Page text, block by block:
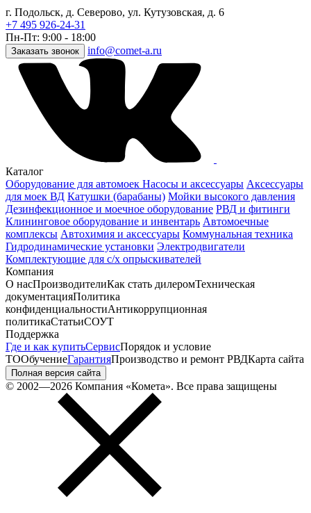
г. Подольск, д. Северово, ул. Кутузовская, д. 6
+7 495 926-24-31
Пн-Пт: 9:00 - 18:00
Заказать звонок info@comet-a.ru
Каталог
Оборудование для автомоек Насосы и аксессуары Аксессуары
для моек ВД Катушки (барабаны) Мойки высокого давления
Дезинфекционное и моечное оборудование РВД и фитинги
Клининговое оборудование и инвентарь Автомоечные
комплексы Автохимия и аксессуары Коммунальная техника
Гидродинамические установки Электродвигатели
Комплектующие для с/х опрыскивателей
Компания
О насПроизводителиКак стать дилеромТехническая
документацияПолитика
конфиденциальностиАнтикоррупционная
политикаСтатьиСОУТ
Поддержка
Где и как купитьСервисПорядок и условие
ТООбучениеГарантияПроизводство и ремонт РВДКарта сайта
Полная версия сайта
© 2002—2026 Компания «Комета». Все права защищены